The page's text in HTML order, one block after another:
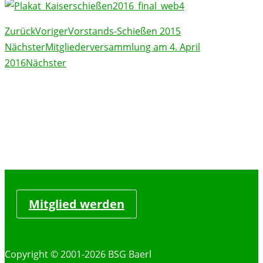
ZurückVorigerVorstands-Schießen 2015
NächsterMitgliederversammlung am 4. April
2016Nächster
Mitglied werden
Copyright © 2001-2026 BSG Baerl